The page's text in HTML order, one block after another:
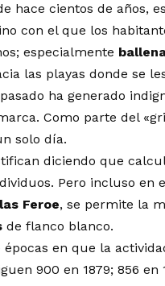
hace cientos de años,
con el que los
especialmente
las playas donde se
ha generado
Como parte del
solo día.
diciendo que
Pero incluso en
Feroe, se permite la
de flanco blanco.
en que la
900 en 1879; 856 en